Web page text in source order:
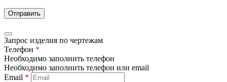
Отправить
Запрос изделия по чертежам
Телефон *
Необходимо заполнить телефон
Необходимо заполнить телефон или email
Email *